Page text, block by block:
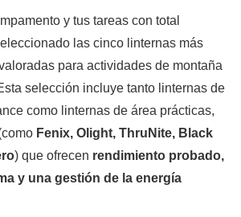
y tus tareas con total
las cinco linternas más
para actividades de montaña
selección incluye tanto linternas de
como linternas de área prácticas,
Fenix, Olight, ThruNite, Black
) que ofrecen rendimiento probado,
y una gestión de la energía